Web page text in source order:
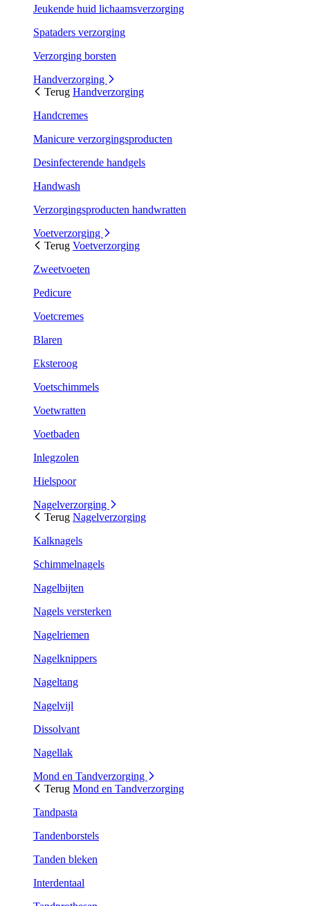
Jeukende huid lichaamsverzorging
Spataders verzorging
Verzorging borsten
Handverzorging
Terug Handverzorging
Handcremes
Manicure verzorgingsproducten
Desinfecterende handgels
Handwash
Verzorgingsproducten handwratten
Voetverzorging
Terug Voetverzorging
Zweetvoeten
Pedicure
Voetcremes
Blaren
Eksteroog
Voetschimmels
Voetwratten
Voetbaden
Inlegzolen
Hielspoor
Nagelverzorging
Terug Nagelverzorging
Kalknagels
Schimmelnagels
Nagelbijten
Nagels versterken
Nagelriemen
Nagelknippers
Nageltang
Nagelvijl
Dissolvant
Nagellak
Mond en Tandverzorging
Terug Mond en Tandverzorging
Tandpasta
Tandenborstels
Tanden bleken
Interdentaal